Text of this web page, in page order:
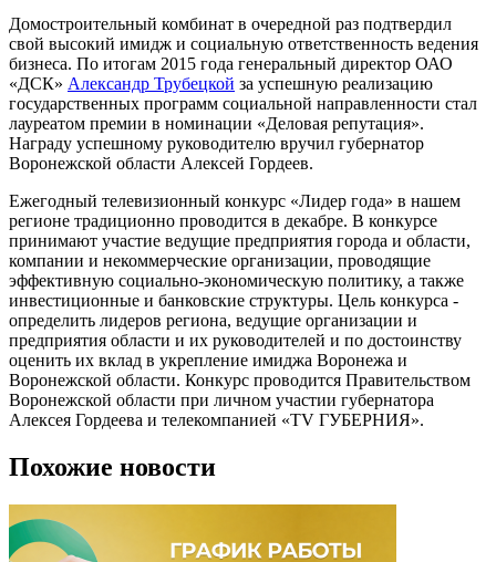
Домостроительный комбинат в очередной раз подтвердил
свой высокий имидж и социальную ответственность ведения
бизнеса. По итогам 2015 года генеральный директор ОАО
«ДСК» Александр Трубецкой за успешную реализацию
государственных программ социальной направленности стал
лауреатом премии в номинации «Деловая репутация».
Награду успешному руководителю вручил губернатор
Воронежской области Алексей Гордеев.
Ежегодный телевизионный конкурс «Лидер года» в нашем
регионе традиционно проводится в декабре. В конкурсе
принимают участие ведущие предприятия города и области,
компании и некоммерческие организации, проводящие
эффективную социально-экономическую политику, а также
инвестиционные и банковские структуры. Цель конкурса -
определить лидеров региона, ведущие организации и
предприятия области и их руководителей и по достоинству
оценить их вклад в укрепление имиджа Воронежа и
Воронежской области. Конкурс проводится Правительством
Воронежской области при личном участии губернатора
Алексея Гордеева и телекомпанией «TV ГУБЕРНИЯ».
Похожие новости